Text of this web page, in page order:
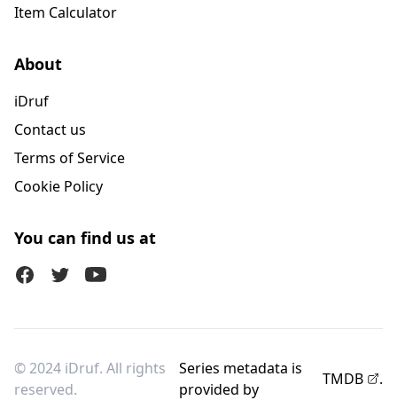
Item Calculator
About
iDruf
Contact us
Terms of Service
Cookie Policy
You can find us at
FacebookTwitter (X)Youtube
© 2024 iDruf. All rights
reserved.
Series metadata is
provided by
TMDB .